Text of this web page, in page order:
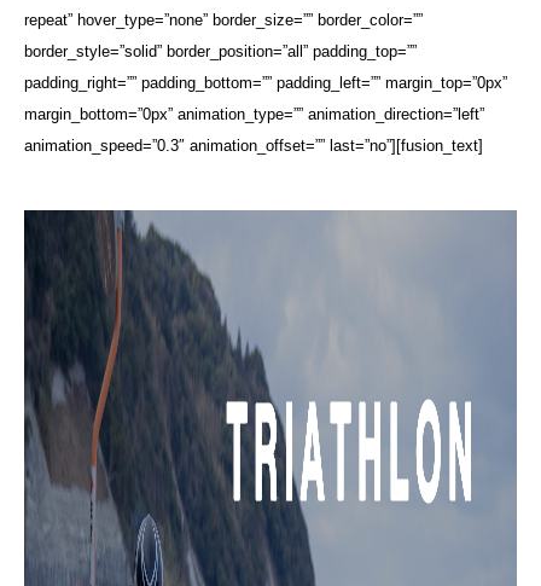
repeat” hover_type=”none” border_size=”” border_color=””
border_style=”solid” border_position=”all” padding_top=””
padding_right=”” padding_bottom=”” padding_left=”” margin_top=”0px”
margin_bottom=”0px” animation_type=”” animation_direction=”left”
animation_speed=”0.3″ animation_offset=”” last=”no”][fusion_text]